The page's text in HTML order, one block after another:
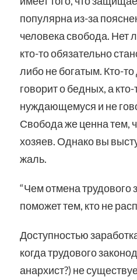
популярна из-за
человека свобода. Нет
кто-то обязательно
либо не богатым. Кто-то
говорит о бедных, а
нуждающемуся и не
Свобода же ценна тем,
хозяев. Однако вы
жаль.
“Чем отмена трудового
поможет тем, кто не
Доступностью
когда трудового
анархист?) не